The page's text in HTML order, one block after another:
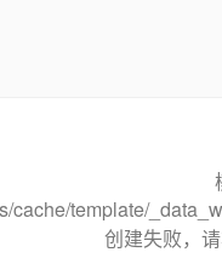
cache/template/
创建失败，